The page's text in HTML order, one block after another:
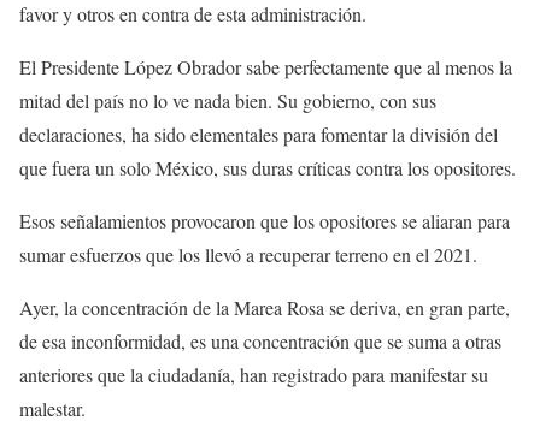
favor y otros en contra de esta administración.
El Presidente López Obrador sabe perfectamente que al menos la
mitad del país no lo ve nada bien. Su gobierno, con sus
declaraciones, ha sido elementales para fomentar la división del
que fuera un solo México, sus duras críticas contra los opositores.
Esos señalamientos provocaron que los opositores se aliaran para
sumar esfuerzos que los llevó a recuperar terreno en el 2021.
Ayer, la concentración de la Marea Rosa se deriva, en gran parte,
de esa inconformidad, es una concentración que se suma a otras
anteriores que la ciudadanía, han registrado para manifestar su
malestar.